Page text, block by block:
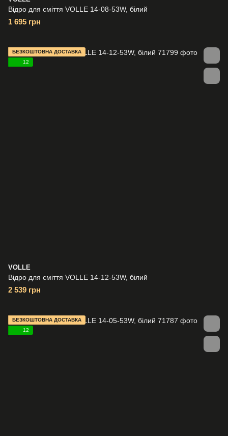
Відро для сміття VOLLE 14-08-53W, білий
1 695 грн
БЕЗКОШТОВНА ДОСТАВКА
12
VOLLE
Відро для сміття VOLLE 14-12-53W, білий
2 539 грн
БЕЗКОШТОВНА ДОСТАВКА
12